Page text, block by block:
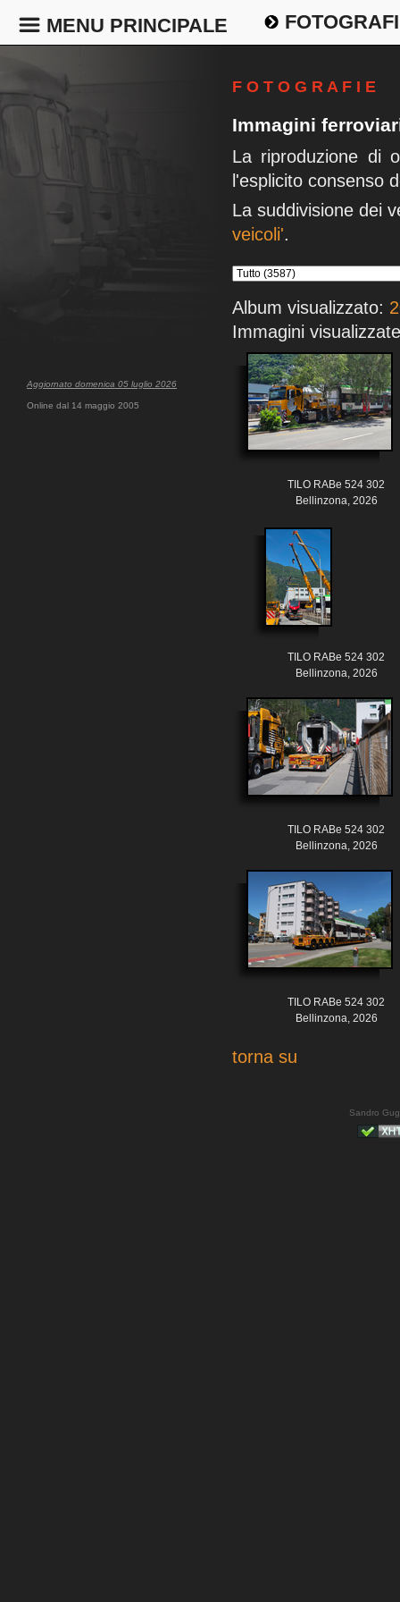
MENU PRINCIPALE
Aggiornato domenica 05 luglio 2026
Online dal 14 maggio 2005
F O T O G R A F I E
Immagini
La riproduzione di
l'esplicito consenso
La suddivisione dei
veicoli'.
Album visualizzato:
Immagini
TILO RABe 524 302
Bellinzona, 2026
TILO RABe 524 302
Bellinzona, 2026
TILO RABe 524 302
Bellinzona, 2026
TILO RABe 524 302
Bellinzona, 2026
torna su
Sandro